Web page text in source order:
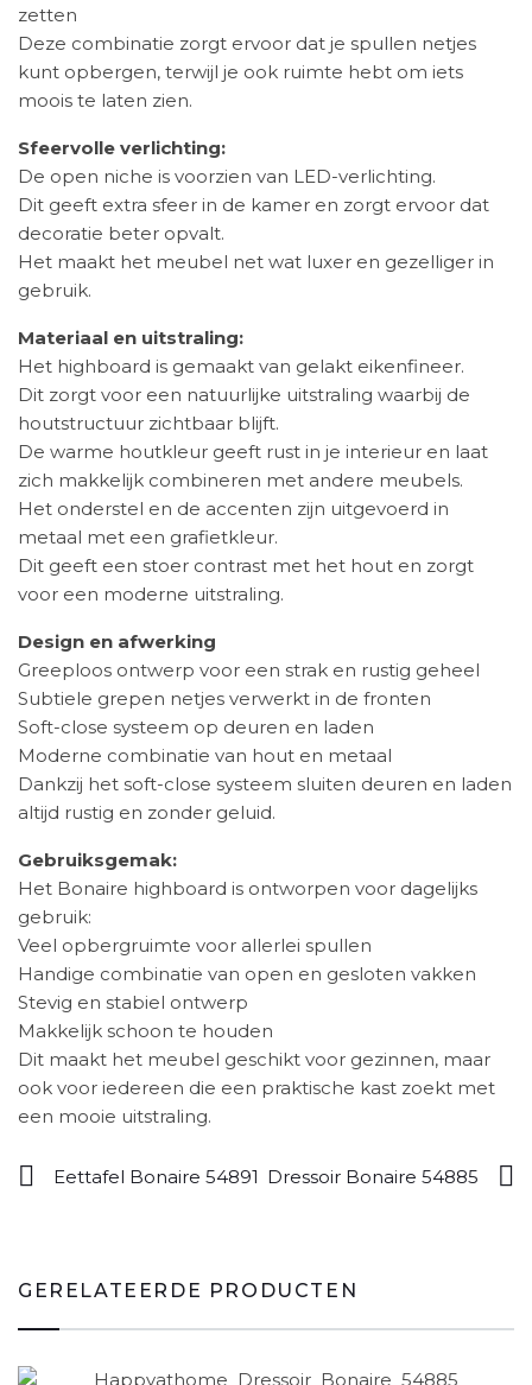
zetten
Deze combinatie zorgt ervoor dat je spullen netjes
kunt opbergen, terwijl je ook ruimte hebt om iets
moois te laten zien.
Sfeervolle verlichting:
De open niche is voorzien van LED-verlichting.
Dit geeft extra sfeer in de kamer en zorgt ervoor dat
decoratie beter opvalt.
Het maakt het meubel net wat luxer en gezelliger in
gebruik.
Materiaal en uitstraling:
Het highboard is gemaakt van gelakt eikenfineer.
Dit zorgt voor een natuurlijke uitstraling waarbij de
houtstructuur zichtbaar blijft.
De warme houtkleur geeft rust in je interieur en laat
zich makkelijk combineren met andere meubels.
Het onderstel en de accenten zijn uitgevoerd in
metaal met een grafietkleur.
Dit geeft een stoer contrast met het hout en zorgt
voor een moderne uitstraling.
Design en afwerking
Greeploos ontwerp voor een strak en rustig geheel
Subtiele grepen netjes verwerkt in de fronten
Soft-close systeem op deuren en laden
Moderne combinatie van hout en metaal
Dankzij het soft-close systeem sluiten deuren en laden
altijd rustig en zonder geluid.
Gebruiksgemak:
Het Bonaire highboard is ontworpen voor dagelijks
gebruik:
Veel opbergruimte voor allerlei spullen
Handige combinatie van open en gesloten vakken
Stevig en stabiel ontwerp
Makkelijk schoon te houden
Dit maakt het meubel geschikt voor gezinnen, maar
ook voor iedereen die een praktische kast zoekt met
een mooie uitstraling.
Eettafel Bonaire 54891 Dressoir Bonaire 54885
GERELATEERDE PRODUCTEN